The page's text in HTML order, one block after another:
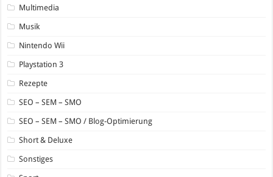
Multimedia
Musik
Nintendo Wii
Playstation 3
Rezepte
SEO – SEM – SMO
SEO – SEM – SMO / Blog-Optimierung
Short & Deluxe
Sonstiges